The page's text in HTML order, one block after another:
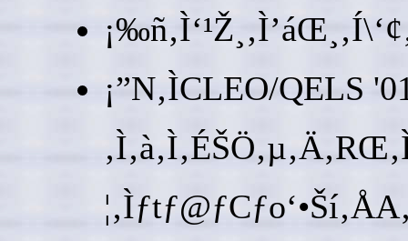
¡”N‚ÌCLEO/QELS